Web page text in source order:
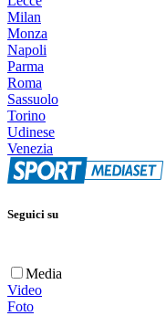
Milan
Monza
Napoli
Parma
Roma
Sassuolo
Torino
Udinese
Venezia
Seguici su
Media
Video
Foto